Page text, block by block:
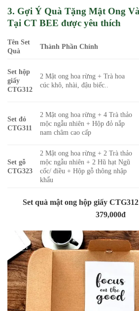
3. Gợi Ý Quà Tặng Mật Ong
Tại CT BEE được yêu thích
Tên Set
Quà
Thành Phần Chính
Set hộp
giấy
CTG312
2 Mật ong hoa rừng + Trà hoa
cúc khô, nhài, đậu biếc..
Set đỏ
CTG311
2 Mật ong hoa rừng + 4 Trà thảo
mộc ngẫu nhiên + Hộp đỏ nắp
nam châm cao cấp
Set gỗ
CTG323
2 Mật ong hoa rừng + 2 Trà thảo
mộc ngẫu nhiên + 2 Hũ hạt Ngũ
cốc/ điều + Hộp gỗ thông nhập
khẩu
Set quà mật ong hộp giấy
379,000đ